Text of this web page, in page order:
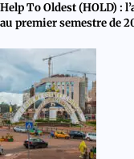
Help To Oldest (HOLD) :
au premier semestre de